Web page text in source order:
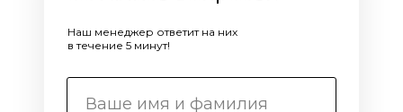
Наш менеджер ответит на них
в течение 5 минут!